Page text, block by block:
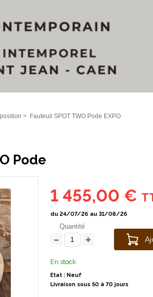
> Fauteuil SPOT TWO Pode EXPO
Pode
1 455,00 €
du 24/07/26 au 31/08/26
Quantité
En stock
Etat : Neuf
Livraison sous 50 à 70 jours